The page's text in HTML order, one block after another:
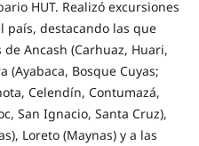
HUT. Realizó excursiones
país, destacando las que
Ancash (Carhuaz, Huari,
(Ayabaca, Bosque Cuyas;
Celendín, Contumazá,
San Ignacio, Santa Cruz),
Loreto (Maynas) y a las